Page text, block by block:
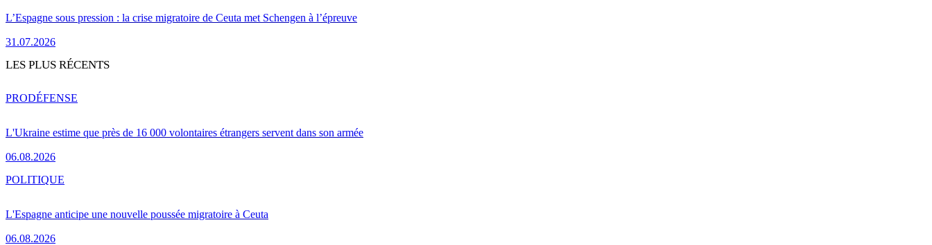
L’Espagne sous pression : la crise migratoire de Ceuta met Schengen à l’épreuve
31.07.2026
LES PLUS RÉCENTS
L'Ukraine estime que près de 16 000 volontaires étrangers servent dans son armée
06.08.2026
PRODÉFENSE
L'Espagne anticipe une nouvelle poussée migratoire à Ceuta
06.08.2026
POLITIQUE